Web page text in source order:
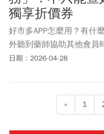
獨享折價券
好市多APP怎麼用？有什
外聽到藥師協助其他會員
網，App會員獨享功能包
訂單、快速查詢電子會
間、特展、加油站油價）
日期：2026-04-28
« 1